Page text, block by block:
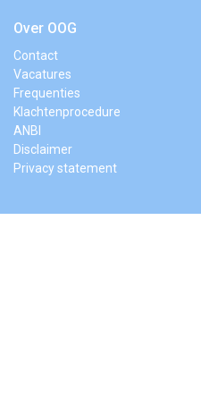
Over OOG
Contact
Vacatures
Frequenties
Klachtenprocedure
ANBI
Disclaimer
Privacy statement